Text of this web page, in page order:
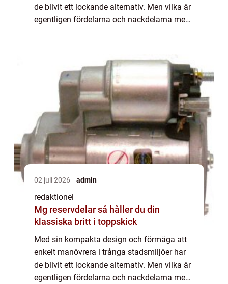
de blivit ett lockande alternativ. Men vilka är
egentligen fördelarna och nackdelarna med
02 juli 2026 admin
redaktionel
Mg reservdelar så håller du din
klassiska britt i toppskick
Med sin kompakta design och förmåga att
enkelt manövrera i trånga stadsmiljöer har
de blivit ett lockande alternativ. Men vilka är
egentligen fördelarna och nackdelarna med